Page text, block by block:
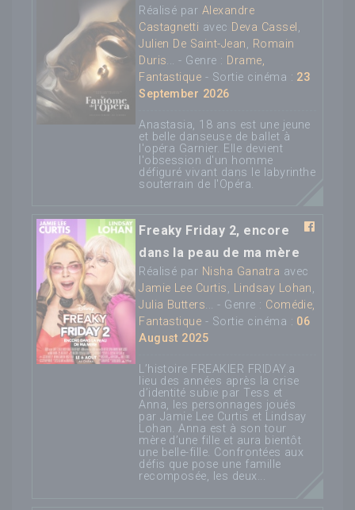
Réalisé par Alexandre
Castagnetti avec Deva Cassel ,
Julien De Saint-Jean, Romain
Duris... - Genre : Drame,
Fantastique - Sortie cinéma : 23
September 2026
Anastasia, 18 ans est une jeune
et belle danseuse de ballet à
l'opéra Garnier. Elle devient
l'obsession d'un homme
défiguré vivant dans le labyrinthe
souterrain de l'Opéra.
Freaky Friday 2, encore
dans la peau de ma mère
Réalisé par Nisha Ganatra avec
Jamie Lee Curtis, Lindsay Lohan,
Julia Butters... - Genre : Comédie,
Fantastique - Sortie cinéma : 06
August 2025
L’histoire FREAKIER FRIDAY.a
lieu des années après la crise
d’identité subie par Tess et
Anna, les personnages joués
par Jamie Lee Curtis et Lindsay
Lohan. Anna est à son tour
mère d’une fille et aura bientôt
une belle-fille. Confrontées aux
défis que pose une famille
recomposée, les deux...